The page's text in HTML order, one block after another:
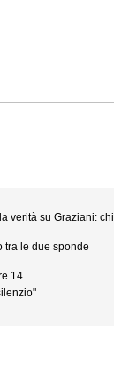
verità su Graziani: chi
tra le due sponde
14